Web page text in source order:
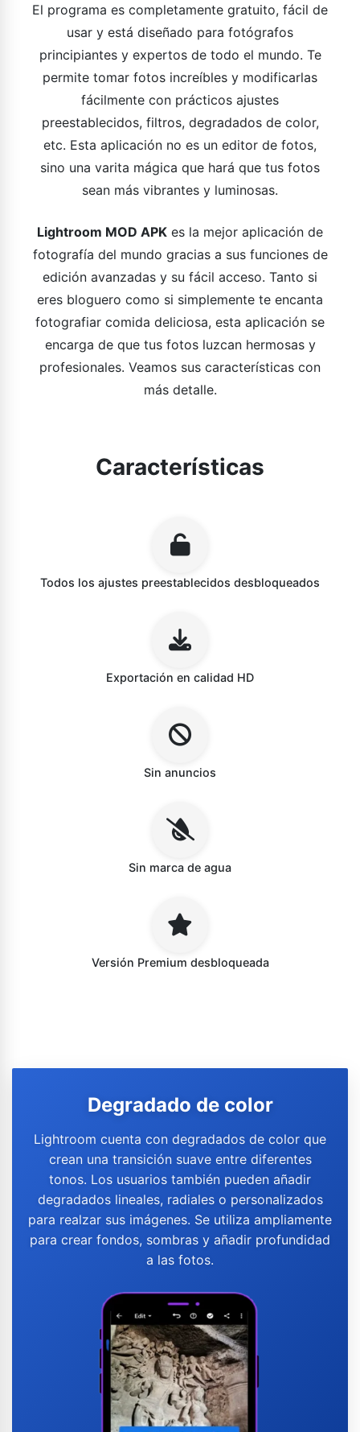
El programa es completamente gratuito, fácil de
usar y está diseñado para fotógrafos
principiantes y expertos de todo el mundo. Te
permite tomar fotos increíbles y modificarlas
fácilmente con prácticos ajustes
preestablecidos, filtros, degradados de color,
etc. Esta aplicación no es un editor de fotos,
sino una varita mágica que hará que tus fotos
sean más vibrantes y luminosas.
Lightroom MOD APK es la mejor aplicación de
fotografía del mundo gracias a sus funciones de
edición avanzadas y su fácil acceso. Tanto si
eres bloguero como si simplemente te encanta
fotografiar comida deliciosa, esta aplicación se
encarga de que tus fotos luzcan hermosas y
profesionales. Veamos sus características con
más detalle.
Características
Todos los ajustes preestablecidos desbloqueados
Exportación en calidad HD
Sin anuncios
Sin marca de agua
Versión Premium desbloqueada
Degradado de color
Lightroom cuenta con degradados de color que
crean una transición suave entre diferentes
tonos. Los usuarios también pueden añadir
degradados lineales, radiales o personalizados
para realzar sus imágenes. Se utiliza ampliamente
para crear fondos, sombras y añadir profundidad
a las fotos.